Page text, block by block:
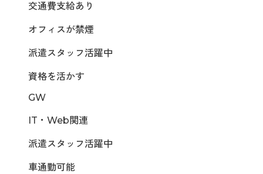
交通費支給あり
オフィスが禁煙
派遣スタッフ活躍中
資格を活かす
GW
IT・Web関連
派遣スタッフ活躍中
車通勤可能